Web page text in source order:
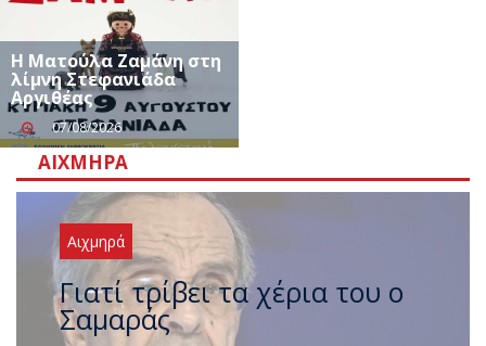
Η Ματούλα Ζαμάνη στη
λίμνη Στεφανιάδα
Αργιθέας
07/08/2026
ΑΙΧΜΗΡΆ
Αιχμηρά
Ξαναχτύπησαν